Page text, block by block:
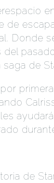
de
Donde
del
de
de